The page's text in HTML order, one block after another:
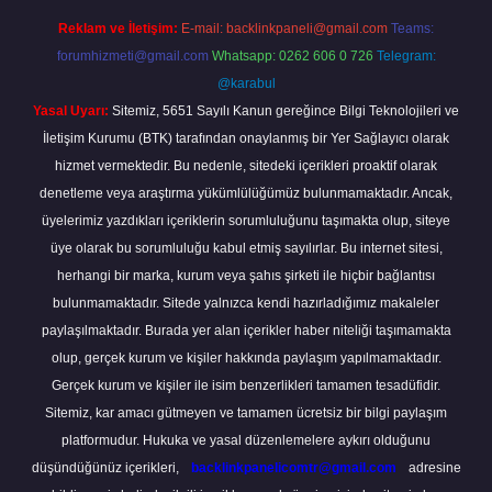
Reklam ve İletişim: E-mail: backlinkpaneli@gmail.com Teams:
forumhizmeti@gmail.com Whatsapp: 0262 606 0 726 Telegram:
@karabul
Yasal Uyarı: Sitemiz, 5651 Sayılı Kanun gereğince Bilgi Teknolojileri ve
İletişim Kurumu (BTK) tarafından onaylanmış bir Yer Sağlayıcı olarak
hizmet vermektedir. Bu nedenle, sitedeki içerikleri proaktif olarak
denetleme veya araştırma yükümlülüğümüz bulunmamaktadır. Ancak,
üyelerimiz yazdıkları içeriklerin sorumluluğunu taşımakta olup, siteye
üye olarak bu sorumluluğu kabul etmiş sayılırlar. Bu internet sitesi,
herhangi bir marka, kurum veya şahıs şirketi ile hiçbir bağlantısı
bulunmamaktadır. Sitede yalnızca kendi hazırladığımız makaleler
paylaşılmaktadır. Burada yer alan içerikler haber niteliği taşımamakta
olup, gerçek kurum ve kişiler hakkında paylaşım yapılmamaktadır.
Gerçek kurum ve kişiler ile isim benzerlikleri tamamen tesadüfidir.
Sitemiz, kar amacı gütmeyen ve tamamen ücretsiz bir bilgi paylaşım
platformudur. Hukuka ve yasal düzenlemelere aykırı olduğunu
düşündüğünüz içerikleri,
backlinkpanelicomtr@gmail.com
adresine